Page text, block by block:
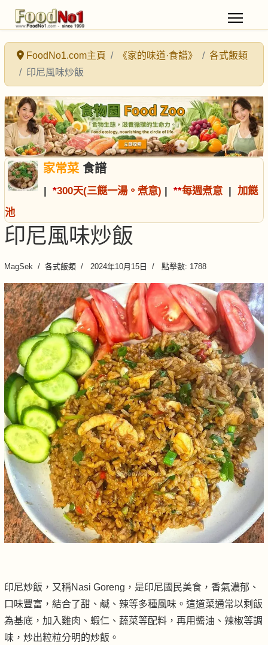
FoodNo1.com主頁 《家的味道·食譜》
各式飯類
印尼風味炒飯
家常菜食譜
| *300天(三餸一湯。煮意) | **每週煮意 | 加餸
池
印尼風味炒飯
MagSek 各式飯類 2024年10月15日 點擊數: 1788
印尼炒飯，又稱Nasi Goreng，是印尼國民美食，香氣濃郁、
口味豐富，結合了甜、鹹、辣等多種風味。這道菜通常以剩飯
為基底，加入雞肉、蝦仁、蔬菜等配料，再用醬油、辣椒等調
味，炒出粒粒分明的炒飯。